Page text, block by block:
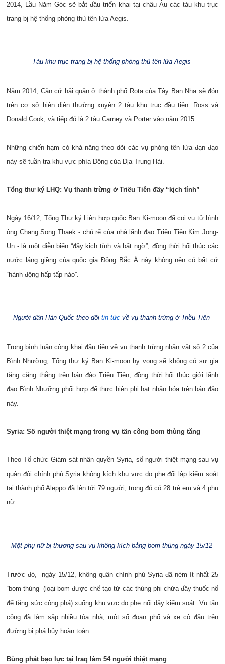
2014, Lầu Năm Góc sẽ bắt đầu triển khai tại châu Âu các tàu khu trục
trang bị hệ thống phòng thủ tên lửa Aegis.
Tàu khu trục trang bị hệ thống phòng thủ tên lửa Aegis
Năm 2014, Căn cứ hải quân ở thành phố Rota của Tây Ban Nha sẽ đón
trên cơ sở hiện diện thường xuyên 2 tàu khu trục đầu tiên: Ross và
Donald Cook, và tiếp đó là 2 tàu Carney và Porter vào năm 2015.
Những chiến hạm có khả năng theo dõi các vụ phóng tên lửa đạn đạo
này sẽ tuần tra khu vực phía Đông của Địa Trung Hải.
Tổng thư ký LHQ: Vụ thanh trừng ở Triều Tiên đầy “kịch tính”
Ngày 16/12, Tổng Thư ký Liên hợp quốc Ban Ki-moon đã coi vụ tử hình
ông Chang Song Thaek - chú rể của nhà lãnh đạo Triều Tiên Kim Jong-
Un - là một diễn biến “đầy kịch tính và bất ngờ”, đồng thời hối thúc các
nước láng giềng của quốc gia Đông Bắc Á này không nên có bất cứ
“hành động hấp tấp nào”.
Người dân Hàn Quốc theo dõi tin tức về vụ thanh trừng ở Triều Tiên
Trong bình luận công khai đầu tiên về vụ thanh trừng nhân vật số 2 của
Bình Nhưỡng, Tổng thư ký Ban Ki-moon hy vọng sẽ không có sự gia
tăng căng thẳng trên bán đảo Triều Tiên, đồng thời hối thúc giới lãnh
đạo Bình Nhưỡng phối hợp để thực hiện phi hạt nhân hóa trên bán đảo
này.
Syria: Số người thiệt mạng trong vụ tấn công bom thùng tăng
Theo Tổ chức Giám sát nhân quyền Syria, số người thiệt mạng sau vụ
quân đội chính phủ Syria không kích khu vực do phe đối lập kiểm soát
tại thành phố Aleppo đã lên tới 79 người, trong đó có 28 trẻ em và 4 phụ
nữ.
Một phụ nữ bị thương sau vụ không kích bằng bom thùng ngày 15/12
Trước đó, ngày 15/12, không quân chính phủ Syria đã ném ít nhất 25
“bom thùng” (loại bom được chế tạo từ các thùng phi chứa đầy thuốc nổ
để tăng sức công phá) xuống khu vực do phe nổi dậy kiểm soát. Vụ tấn
công đã làm sập nhiều tòa nhà, một số đoạn phố và xe cộ đậu trên
đường bị phá hủy hoàn toàn.
Bùng phát bạo lực tại Iraq làm 54 người thiệt mạng